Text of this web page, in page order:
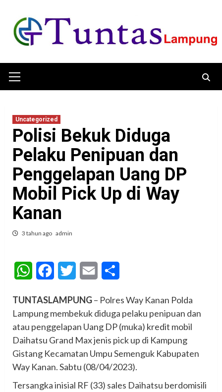
content
Menu
Uncategorized
Polisi Bekuk Diduga
Pelaku Penipuan dan
Penggelapan Uang DP
Mobil Pick Up di Way
Kanan
3 tahun ago admin
WhatsAppFacebookTwitter Email
TUNTASLAMPUNG– Polres Way Kanan Polda
Lampung membekuk diduga pelaku penipuan dan
atau penggelapan Uang DP (muka) kredit mobil
Daihatsu Grand Max jenis pick up di Kampung
Gistang Kecamatan Umpu Semenguk Kabupaten
Way Kanan. Sabtu (08/04/2023).
Tersangka inisial RF (33) sales Daihatsu berdomisili